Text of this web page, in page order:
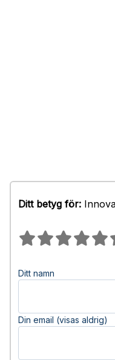
Ditt betyg för:
Ditt namn
Din email (visas aldrig)